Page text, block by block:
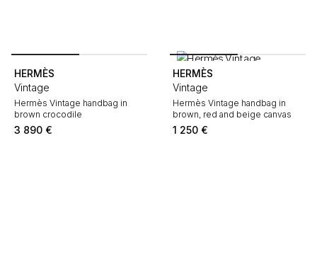
HERMÈS
Vintage
Hermès Vintage handbag in
brown crocodile
3 890 €
HERMÈS
Vintage
Hermès Vintage handbag in
brown, red and beige canvas
1 250 €